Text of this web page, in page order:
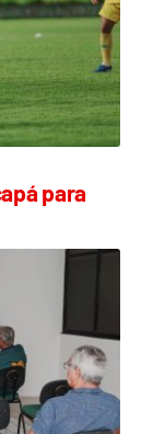
para